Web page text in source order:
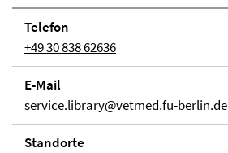
Telefon
+49 30 838 62636
E-Mail
service.library@vetmed.fu-berlin.de
Stand­orte